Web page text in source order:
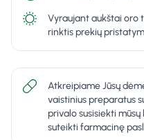
Atkreipiame Jūsų
vaistinius preparatus
privalo susisiekti
suteikti farmacinę
Vyraujant aukštai oro
rinktis prekių